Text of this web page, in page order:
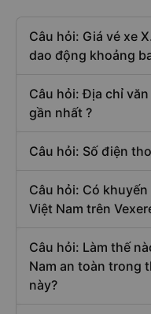
Câu hỏi: Giá vé xe
dao động khoảng
Câu hỏi: Địa chỉ
gần nhất ?
Câu hỏi: Số điện
Câu hỏi: Có
Việt Nam trên
Câu hỏi: Làm thế
Nam an toàn trong
này?